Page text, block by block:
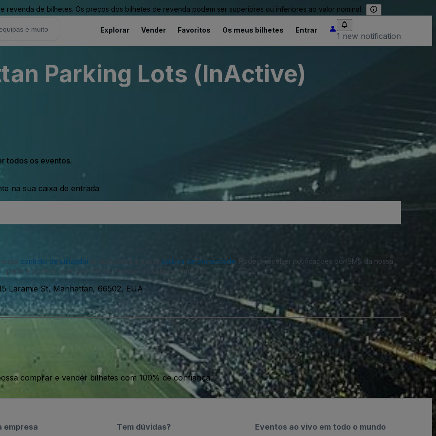
revenda de bilhetes. Os preços dos bilhetes de revenda podem ser superiores ou inferiores ao valor nominal.
Explorar Vender Favoritos Os meus bilhetes Entrar
1 new notification
Parking Lots (InActive)
todos os eventos.
na sua caixa de entrada
contrato de utilizador política de privacidade. Poderá receber notificações por SMS da nossa
parte e poderá optar por não as receber a qualquer momento.
Laramie St, Manhattan, 66502, EUA
comprar e vender bilhetes com 100% de confiança.
Eventos ao vivo em todo o mundo
empresa Tem dúvidas?